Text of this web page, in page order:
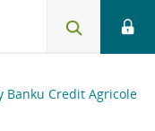
Banku Credit Agricole